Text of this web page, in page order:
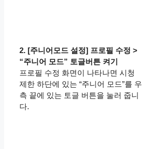
2. [주니어모드 설정] 프로필 수정 >
“주니어 모드” 토글버튼 켜기
프로필 수정 화면이 나타나면 시청
제한 하단에 있는 “주니어 모드”를 우
측 끝에 있는 토글 버튼을 눌러 줍니
다.